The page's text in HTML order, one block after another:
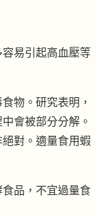
易引起高血壓等
物。研究表明，
會被部分分解。
對。適量食用蝦
品，不宜過量食